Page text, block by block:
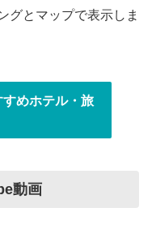
グとマップで表示しま
めホテル・旅
動画